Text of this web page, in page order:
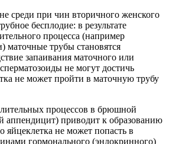
среди при чин вторичного женского
бесплодие: в результате
процесса (например
маточные трубы становятся
запаивания маточного или
не могут достичь
не может пройти в маточную трубу
процессов в брюшной
аппендицит) приводит к образованию
яйцеклетка не может попасть в
гормонального (эндокринного)